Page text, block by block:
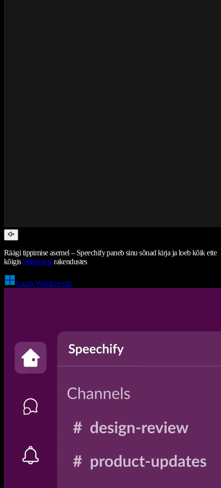
Räägi tippimise asemel – Speechify paneb sinu sõnad kirja ja loeb kõik ette
kõigisWindowsi rakendustes
Laadi Windowsile